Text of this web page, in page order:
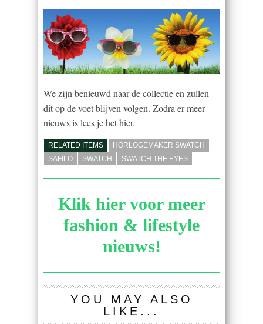
We zijn benieuwd naar de collectie en zullen
dit op de voet blijven volgen. Zodra er meer
nieuws is lees je het hier.
RELATED ITEMS
HORLOGEMAKER SWATCH
SAFILO
SWATCH SWATCH THE EYES
Klik hier voor meer
fashion & lifestyle
nieuws!
YOU MAY ALSO
LIKE...